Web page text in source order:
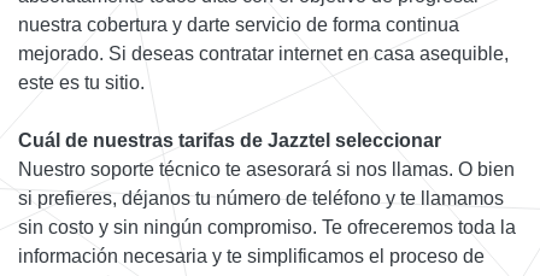
nuestra cobertura y darte servicio de forma continua
mejorado. Si deseas contratar internet en casa asequible,
este es tu sitio.
Cuál de nuestras tarifas de Jazztel seleccionar
Nuestro soporte técnico te asesorará si nos llamas. O bien
si prefieres, déjanos tu número de teléfono y te llamamos
sin costo y sin ningún compromiso. Te ofreceremos toda la
información necesaria y te simplificamos el proceso de